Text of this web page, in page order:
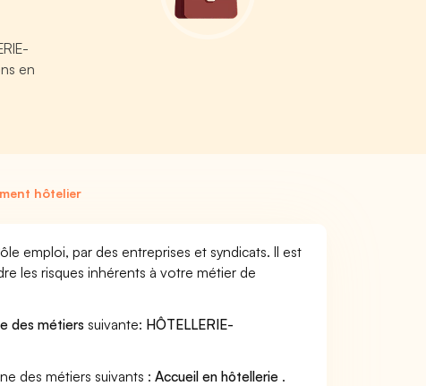
en
hôtelier
emploi, par des entreprises et syndicats. Il est
les risques inhérents à votre métier de
des métiers suivante: HÔTELLERIE-
des métiers suivants :Accueil en hôtellerie .